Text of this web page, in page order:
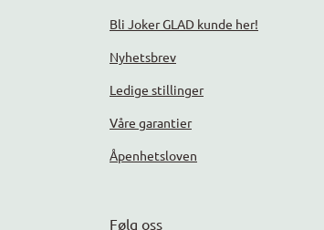
Bli Joker GLAD kunde her!
Nyhetsbrev
Ledige stillinger
Våre garantier
Åpenhetsloven
Følg oss